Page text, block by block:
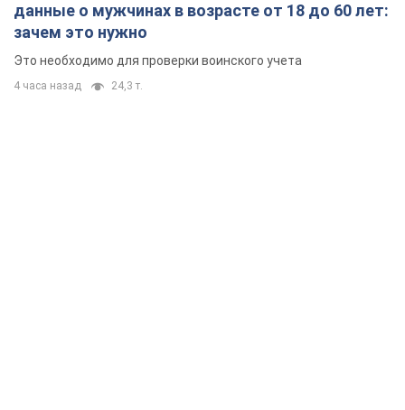
данные о мужчинах в возрасте от 18 до 60 лет:
зачем это нужно
Это необходимо для проверки воинского учета
4 часа назад 24,3 т.